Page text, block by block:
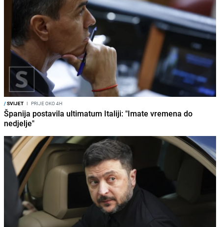
/SVIJET I PRIJE OKO 4H
Španija postavila ultimatum Italiji: "Imate vremena do
nedjelje"